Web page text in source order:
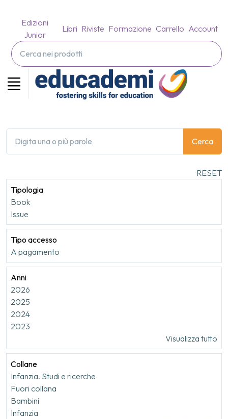
Edizioni
Junior
Libri Riviste Formazione Carrello Account
Cerca
RESET
Tipologia
Book
Issue
Tipo accesso
A pagamento
Anni
2026
2025
2024
2023
Visualizza tutto
Collane
Infanzia. Studi e ricerche
Fuori collana
Bambini
Infanzia